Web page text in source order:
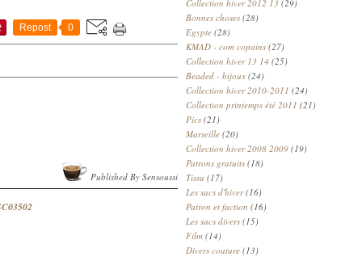
Repost 0
Published By Sensoussi
Collection hiver 2012 13 (29)
Bonnes choses (28)
Egypte (28)
KMAD - com copains (27)
Collection hiver 13 14 (25)
Beaded - bijoux (24)
Collection hiver 2010-2011 (24)
Collection printemps été 2011 (21)
Pics (21)
Marseille (20)
Collection hiver 2008 2009 (19)
Patrons gratuits (18)
Tissu (17)
Les sacs d'hiver(16)
Patron et faction (16)
Les sacs divers (15)
Film (14)
Divers couture (13)